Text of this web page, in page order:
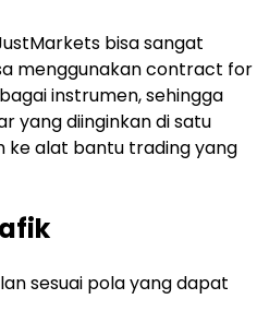
bisa sangat
menggunakan contract for
instrumen, sehingga
yang diinginkan di satu
alat bantu trading yang
sesuai pola yang dapat